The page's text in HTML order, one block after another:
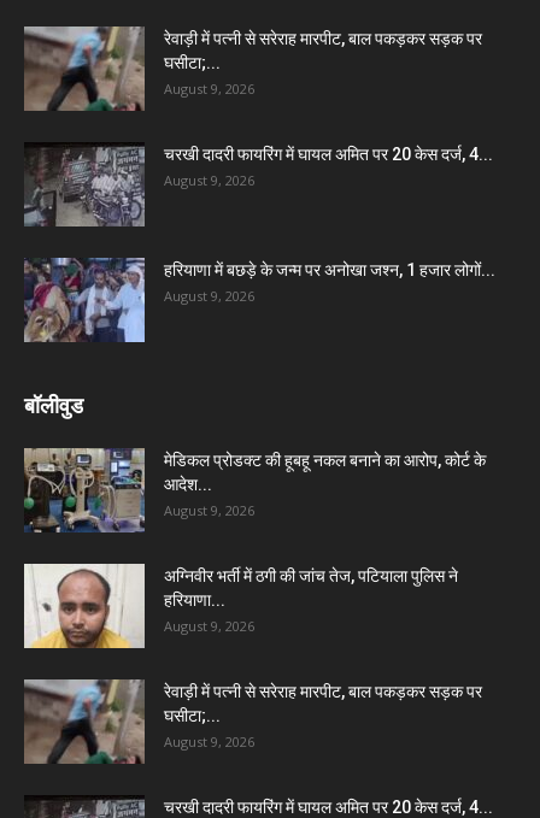
रेवाड़ी में पत्नी से सरेराह मारपीट, बाल पकड़कर सड़क पर
घसीटा;...
August 9, 2026
चरखी दादरी फायरिंग में घायल अमित पर 20 केस दर्ज, 4...
August 9, 2026
हरियाणा में बछड़े के जन्म पर अनोखा जश्न, 1 हजार लोगों...
August 9, 2026
बॉलीवुड
मेडिकल प्रोडक्ट की हूबहू नकल बनाने का आरोप, कोर्ट के
आदेश...
August 9, 2026
अग्निवीर भर्ती में ठगी की जांच तेज, पटियाला पुलिस ने
हरियाणा...
August 9, 2026
रेवाड़ी में पत्नी से सरेराह मारपीट, बाल पकड़कर सड़क पर
घसीटा;...
August 9, 2026
चरखी दादरी फायरिंग में घायल अमित पर 20 केस दर्ज, 4...